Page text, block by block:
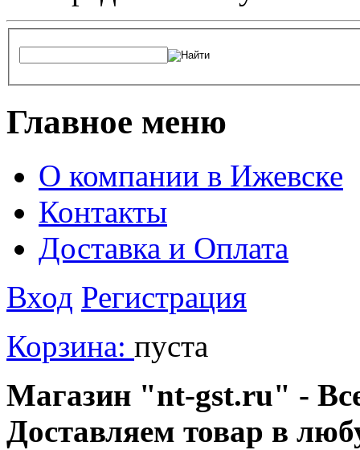
Главное меню
О компании в Ижевске
Контакты
Доставка и Оплата
Вход Регистрация
Корзина: пуста
Магазин "nt-gst.ru" -
Доставляем товар в